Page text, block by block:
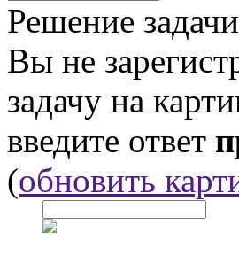
Решение
Вы не
задачу на
введите ответ
(обновить